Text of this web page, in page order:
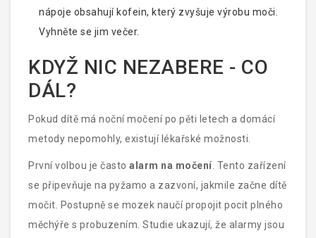
nápoje obsahují kofein, který zvyšuje výrobu moči.
Vyhněte se jim večer.
KDYŽ NIC NEZABERE - CO
DÁL?
Pokud dítě má noční močení po pěti letech a domácí
metody nepomohly, existují lékařské možnosti.
První volbou je často alarm na močení. Tento zařízení
se připevňuje na pyžamo a zazvoní, jakmile začne dítě
močit. Postupně se mozek naučí propojit pocit plného
měchýře s probuzením. Studie ukazují, že alarmy jsou